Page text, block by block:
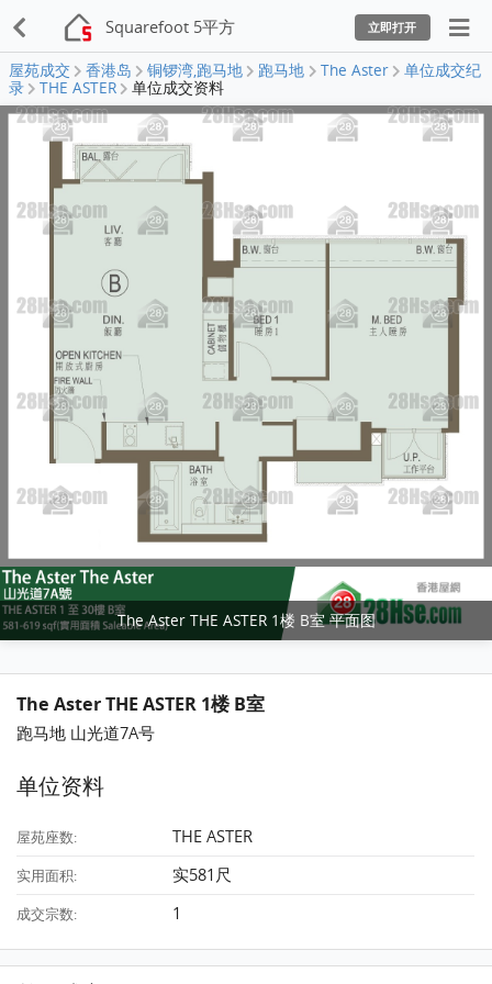
Squarefoot 5平方 立即打开
屋苑成交 香港岛 铜锣湾,跑马地 跑马地 The Aster
单位成交纪
录
THE ASTER 单位成交资料
The Aster THE ASTER 1楼 B室 平面图
The Aster THE ASTER 1楼 B室
跑马地 山光道7A号
单位资料
屋苑座数: THE ASTER
实用面积: 实581尺
成交宗数: 1